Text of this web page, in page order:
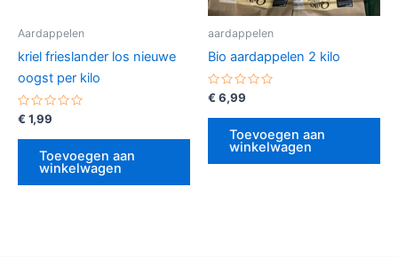
Aardappelen
kriel frieslander los nieuwe
oogst per kilo
Gewaardeerd
0
uit
€ 1,99
Toevoegen aan
winkelwagen
aardappelen
Bio aardappelen 2 kilo
Gewaardeerd
0
uit
€ 6,99
Toevoegen aan
winkelwagen